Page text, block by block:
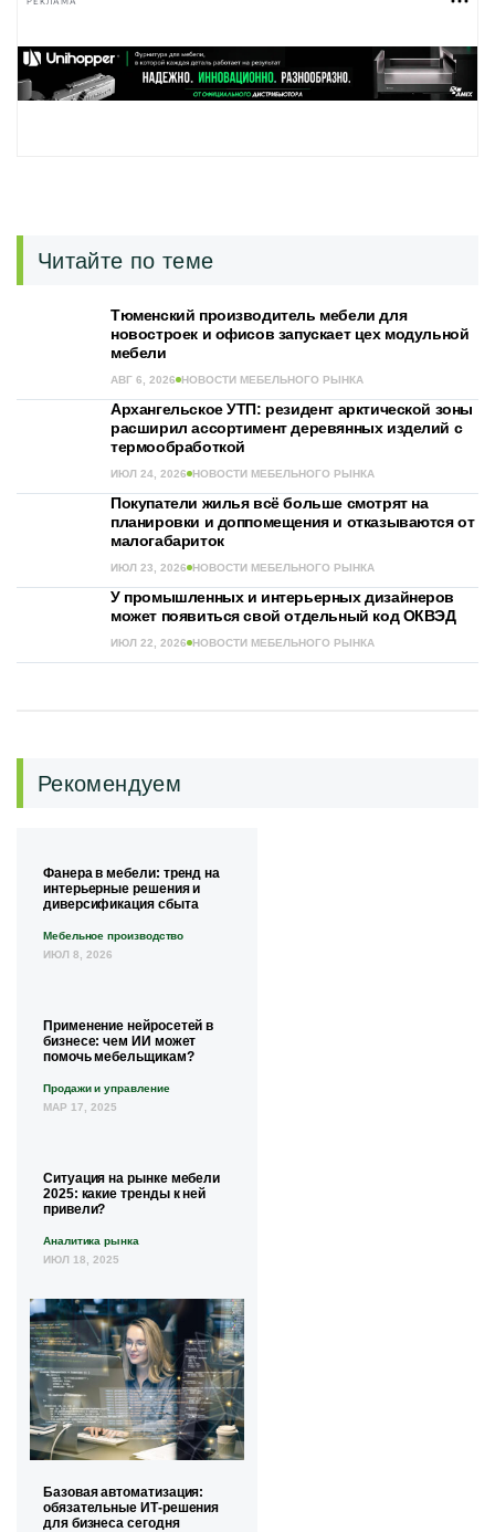
Читайте по теме
Тюменский производитель мебели для
новостроек и офисов запускает цех модульной
мебели
АВГ 6, 2026 НОВОСТИ МЕБЕЛЬНОГО РЫНКА
Архангельское УТП: резидент арктической зоны
расширил ассортимент деревянных изделий с
термообработкой
ИЮЛ 24, 2026 НОВОСТИ МЕБЕЛЬНОГО РЫНКА
Покупатели жилья всё больше смотрят на
планировки и доппомещения и отказываются от
малогабариток
ИЮЛ 23, 2026 НОВОСТИ МЕБЕЛЬНОГО РЫНКА
У промышленных и интерьерных дизайнеров
может появиться свой отдельный код ОКВЭД
ИЮЛ 22, 2026 НОВОСТИ МЕБЕЛЬНОГО РЫНКА
Рекомендуем
Фанера в мебели: тренд на
интерьерные решения и
диверсификация сбыта
Мебельное производство
ИЮЛ 8, 2026
Применение нейросетей в
бизнесе: чем ИИ может
помочь мебельщикам?
Продажи и управление
МАР 17, 2025
Ситуация на рынке мебели
2025: какие тренды к ней
привели?
Аналитика рынка
ИЮЛ 18, 2025
Базовая автоматизация:
обязательные ИТ-решения
для бизнеса сегодня